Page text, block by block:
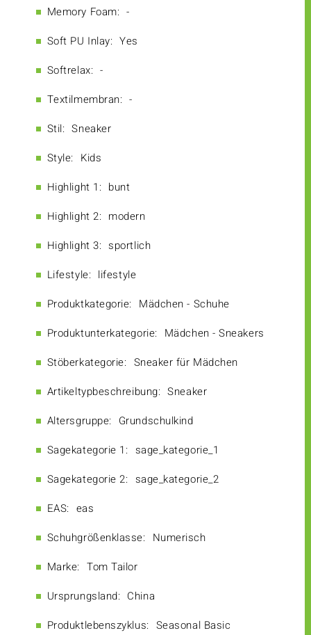
Memory Foam: -
Soft PU Inlay: Yes
Softrelax: -
Textilmembran: -
Stil: Sneaker
Style: Kids
Highlight 1: bunt
Highlight 2: modern
Highlight 3: sportlich
Lifestyle: lifestyle
Produktkategorie: Mädchen - Schuhe
Produktunterkategorie: Mädchen - Sneakers
Stöberkategorie: Sneaker für Mädchen
Artikeltypbeschreibung: Sneaker
Altersgruppe: Grundschulkind
Sagekategorie 1: sage_kategorie_1
Sagekategorie 2: sage_kategorie_2
EAS: eas
Schuhgrößenklasse: Numerisch
Marke: Tom Tailor
Ursprungsland: China
Produktlebenszyklus: Seasonal Basic